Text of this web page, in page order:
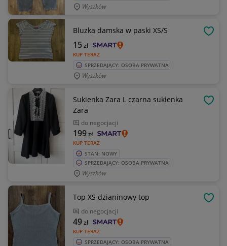
Wyszków
Bluzka damska w paski XS/S
KUP TERAZ
15zł
SPRZEDAJĄCY: OSOBA PRYWATNA
Wyszków
Sukienka Zara L czarna sukienka
Zara
do negocjacji
KUP TERAZ
199zł
STAN: NOWY
SPRZEDAJĄCY: OSOBA PRYWATNA
Wyszków
Top XS dzianinowy top
do negocjacji
KUP TERAZ
49zł
SPRZEDAJĄCY: OSOBA PRYWATNA